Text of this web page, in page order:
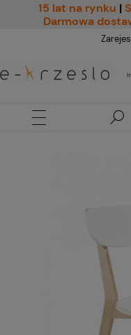
15 lat na rynku |
Darmowa